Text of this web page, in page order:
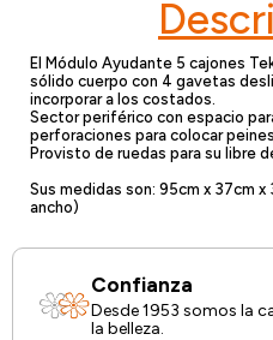
El Módulo Ayudante 5 cajones
sólido cuerpo con 4 gavetas
incorporar a los costados.
Sector periférico con espacio
perforaciones para colocar
Provisto de ruedas para su libre
Sus medidas son: 95cm x 37cm
ancho)
Confianza
Desde 1953 somos la
la belleza.